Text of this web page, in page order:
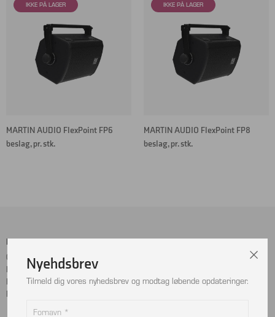
MARTIN AUDIO FlexPoint FP6
beslag, pr. stk.
MARTIN AUDIO FlexPoint FP8
beslag, pr. stk.
Menu
Cookie- og privatlivspolitik
Handelsbetingelser
Kontakt
Returnering
Sociale Medier
LinkedIn
Nyehdsbrev
Tilmeld dig vores nyhedsbrev og modtag løbende opdateringer.